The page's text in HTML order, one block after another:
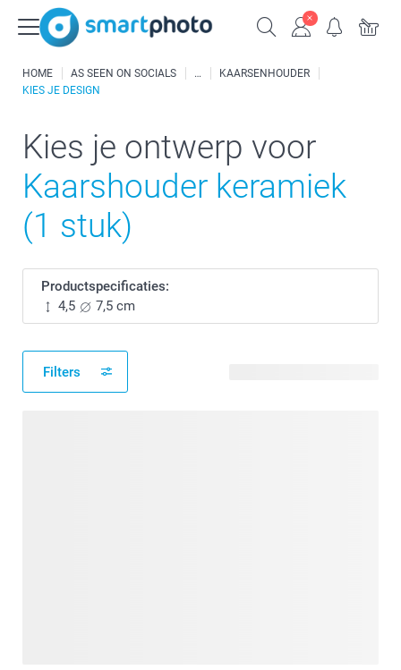
HOME AS SEEN ON SOCIALS
KAARSENHOUDER
KIES JE DESIGN
Kies je ontwerp voor
Kaarshouder keramiek
(1 stuk)
Productspecificaties:
4,5
7,5 cm
Filters